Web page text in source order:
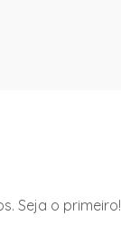
Seja o primeiro!